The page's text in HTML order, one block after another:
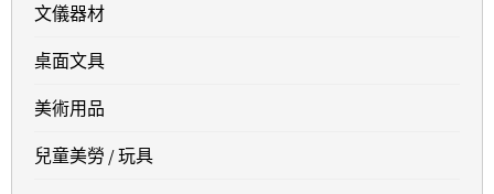
文儀器材
桌面文具
美術用品
兒童美勞 / 玩具